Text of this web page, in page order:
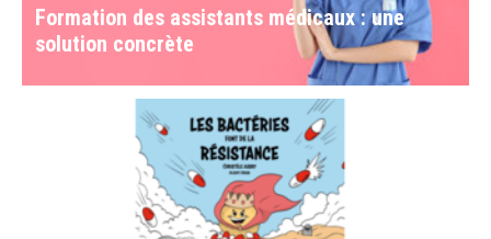
Formation des assistants médicaux : une
solution concrète